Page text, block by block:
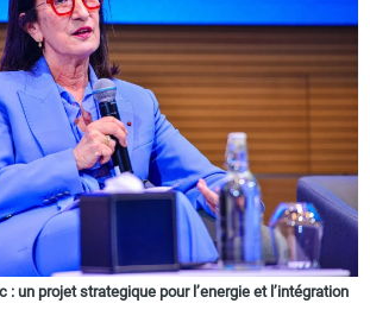
: un projet strategique pour l’energie et l’intégration